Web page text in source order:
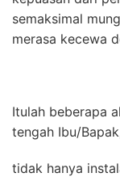
semaksimal
merasa kecewa
Itulah beberapa
tengah Ibu/
tidak hanya